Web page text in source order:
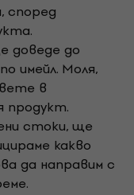
според
доведе до
имейл. Моля,
в
продукт.
стоки, ще
какво
да направим с